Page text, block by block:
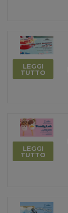
LEGGI
TUTTO
LEGGI
TUTTO